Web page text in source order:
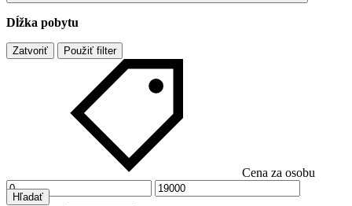
Dĺžka pobytu
Zatvoriť Použiť filter
Cena za osobu
Hľadať